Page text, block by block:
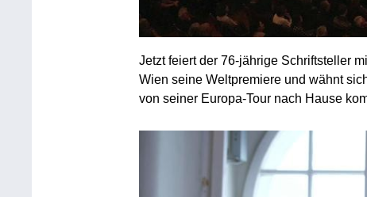
Jetzt feiert der 76-jährige Schriftsteller
Wien seine Weltpremiere und wähnt
von seiner Europa-Tour nach Hause